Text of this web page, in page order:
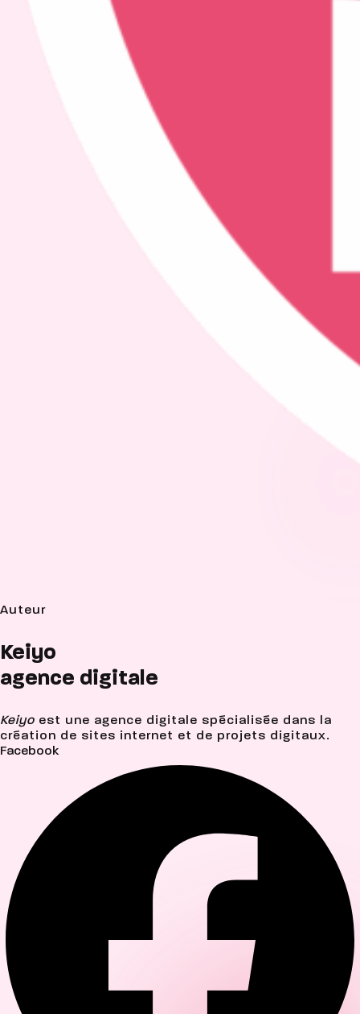
Auteur
Keiyo
agence digitale
Keiyo est une agence digitale spécialisée dans la
création de sites internet et de projets digitaux.
Facebook